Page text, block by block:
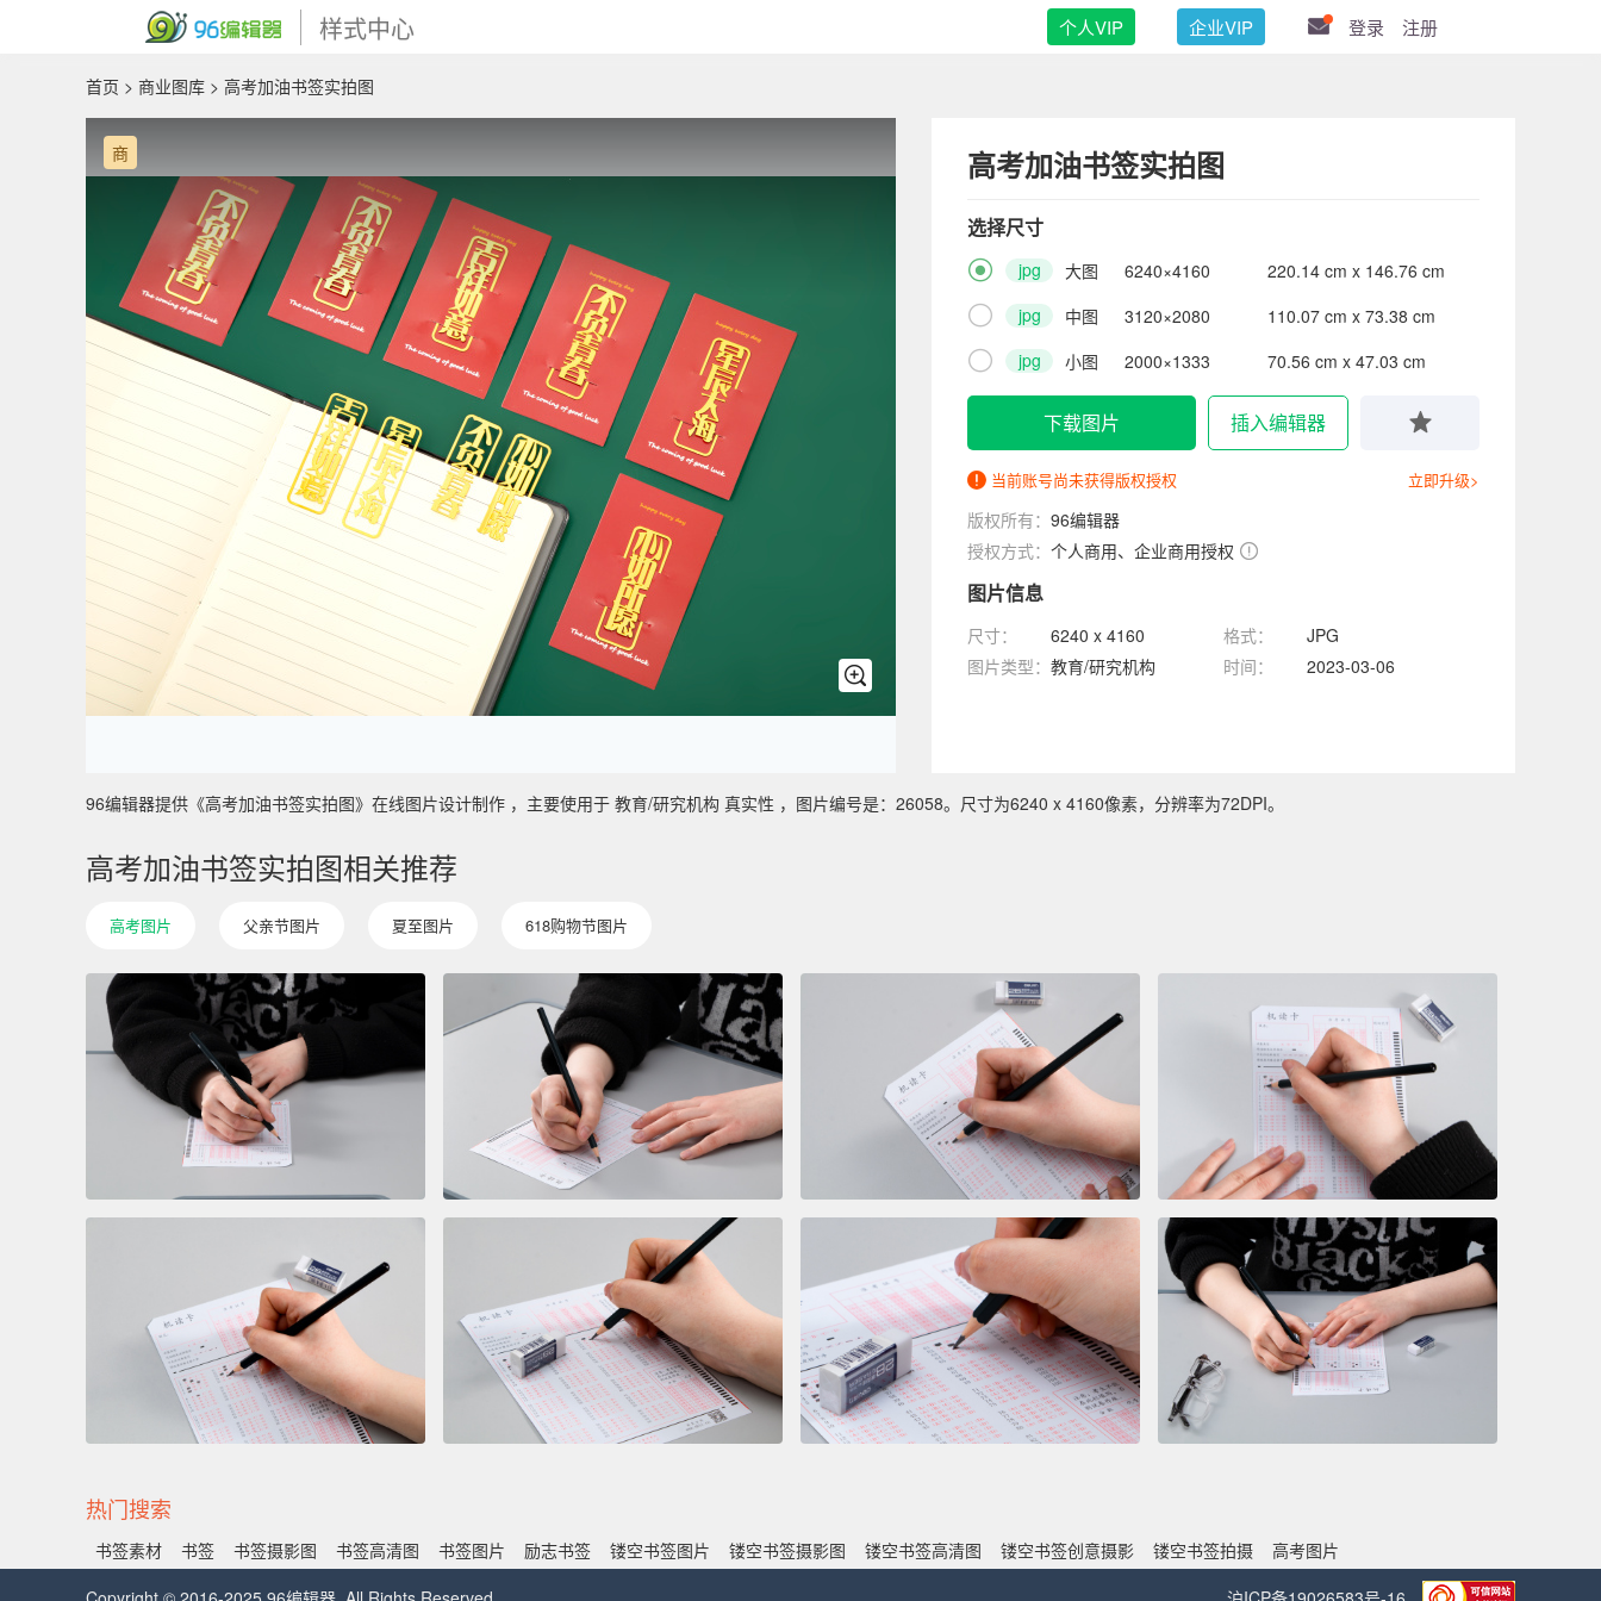
样式中心 个人VIP 企业VIP 登录 注册
首页 > 商业图库 > 高考加油书签实拍图
商 高考加油书签实拍图
选择尺寸
 jpg 大图 6240×4160 220.14 cm x 146.76 cm
 jpg 中图 3120×2080 110.07 cm x 73.38 cm
 jpg 小图 2000×1333 70.56 cm x 47.03 cm
下载图片 插入编辑器
当前账号尚未获得版权授权 立即升级>
版权所有： 96编辑器
授权方式： 个人商用、企业商用授权
图片信息
尺寸： 6240 x 4160 格式：
JPG
图片类型： 教育/研究机构 时间： 2023-03-06
96编辑器提供《高考加油书签实拍图》在线图片设计制作 ，主要使用于 教育/研究机构 真实性 ，图片编号是：26058。尺寸为6240 x 4160像素，分辨率为72DPI。
高考加油书签实拍图相关推荐
高考图片 父亲节图片 夏至图片 618购物节图片
热门搜索
书签素材 书签 书签摄影图 书签高清图 书签图片 励志书签 镂空书签图片 镂空书签摄影图 镂空书签高清图 镂空书签创意摄影 镂空书签拍摄
高考图片